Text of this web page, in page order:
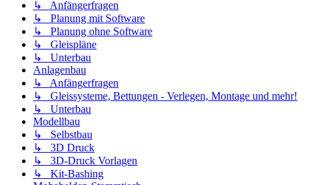
↳ Anfängerfragen
↳ Planung mit Software
↳ Planung ohne Software
↳ Gleispläne
↳ Unterbau
Anlagenbau
↳ Anfängerfragen
↳ Gleissysteme, Bettungen - Verlegen, Montage und mehr!
↳ Unterbau
Modellbau
↳ Selbstbau
↳ 3D Druck
↳ 3D-Druck Vorlagen
↳ Kit-Bashing